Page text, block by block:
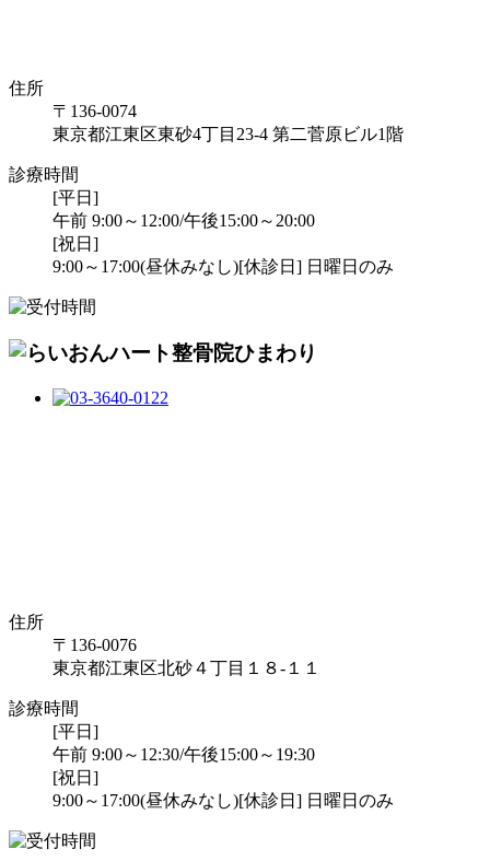
住所
〒136-0074
東京都江東区東砂4丁目23-4 第二菅原ビル1階
診療時間
[平日]
午前 9:00～12:00/午後15:00～20:00
[祝日]
9:00～17:00(昼休みなし)[休診日] 日曜日のみ
住所
〒136-0076
東京都江東区北砂４丁目１８-１１
診療時間
[平日]
午前 9:00～12:30/午後15:00～19:30
[祝日]
9:00～17:00(昼休みなし)[休診日] 日曜日のみ